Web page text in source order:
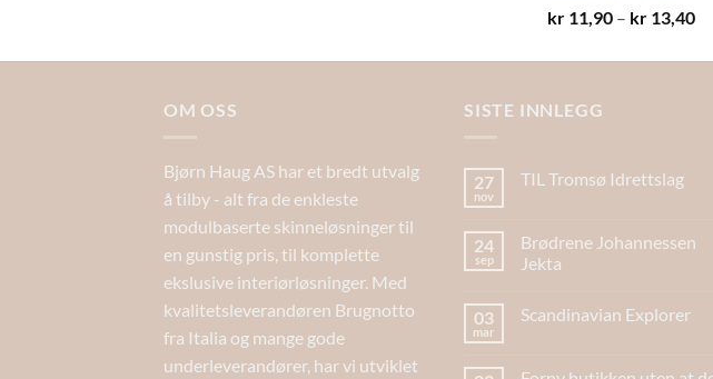
kr 11,90 – kr 13,40
til
OM OSS
Bjørn Haug AS har et bredt utvalg
å tilby - alt fra de enkleste
modulbaserte skinneløsninger til
en gunstig pris, til komplette
ekslusive interiørløsninger. Med
kvalitetsleverandøren Brugnotto
fra Italia og mange gode
underleverandører, har vi utviklet
SISTE INNLEGG
27
nov
TIL Tromsø Idrettslag
24
sep
Brødrene Johannessen
Jekta
03
mar
Scandinavian Explorer